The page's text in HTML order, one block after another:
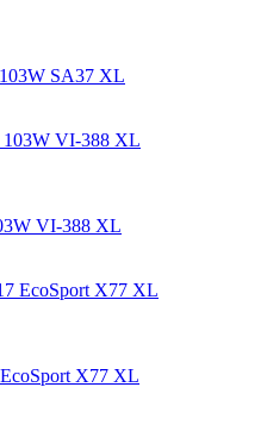
SA37 XL
VI-388 XL
X77 XL